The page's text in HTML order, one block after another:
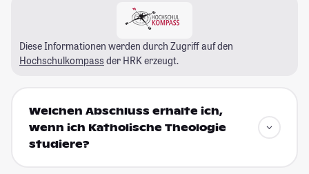
Diese Informationen werden durch Zugriff auf den
Hochschulkompass der HRK erzeugt.
Welchen Abschluss erhalte ich,
wenn ich Katholische Theologie
studiere?